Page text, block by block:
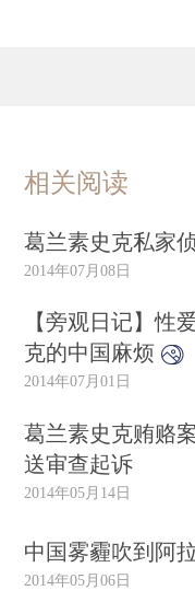
相关阅读
葛兰素史克私家
2014年07月08日
【旁观日记】性
克的中国麻烦
2014年07月01日
葛兰素史克贿赂
送审查起诉
2014年05月14日
中国雾霾吹到阿
2014年05月06日